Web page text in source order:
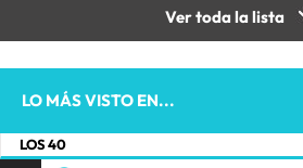
Ver toda la lista
LO MÁS VISTO EN...
LOS 40